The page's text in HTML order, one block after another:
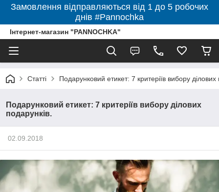
Замовлення відправляються від 1 до 5 робочих
днів #Pannochka
Інтернет-магазин "PANNOCHKA"
Статті Подарунковий етикет: 7 критеріїв вибору ділових
Подарунковий етикет: 7 критеріїв вибору ділових
подарунків.
02.09.2018